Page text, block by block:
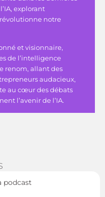
explorant
notre
et visionnaire,
de l’intelligence
renom, allant des
audacieux,
au cœur des débats
l’avenir de l’IA.